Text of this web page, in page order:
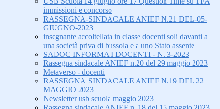
immissioni e concorso
RASSEGNA-SINDACALE ANIEF N.21 DEL-05-
GIUGNO-2023
insegnante accoltellata in classe docenti soli davanti a
una società priva di bussola e a uno Stato assente
SADOC INFORMA I DOCENTI - N. 3-2023
Rassegna sindacale ANIEF n.20 del 29 maggio 2023
Metaverso - docenti
RASSEGNA-SINDACALE ANIEF N.19 DEL 22
MAGGIO 2023
Newsletter usb scuola maggio 2023